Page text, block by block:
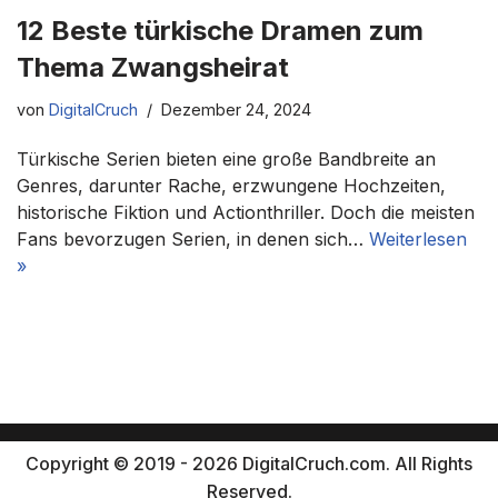
12 Beste türkische Dramen zum
Thema Zwangsheirat
von DigitalCruch Dezember 24, 2024
Türkische Serien bieten eine große Bandbreite an
Genres, darunter Rache, erzwungene Hochzeiten,
historische Fiktion und Actionthriller. Doch die meisten
Fans bevorzugen Serien, in denen sich… Weiterlesen
»
Copyright © 2019 - 2026 DigitalCruch.com. All Rights
Reserved.